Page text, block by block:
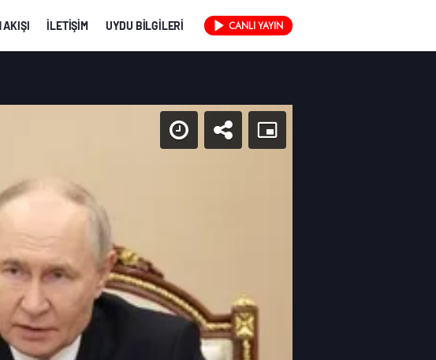
AKIŞI İLETİŞİM UYDU BİLGİLERİ CANLI YAYIN